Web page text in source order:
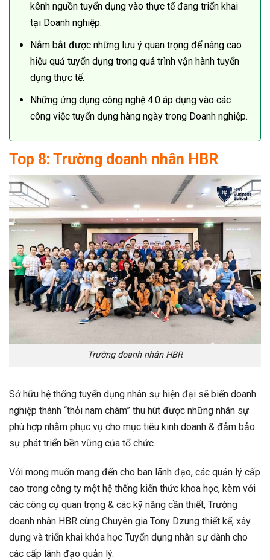
kênh nguồn tuyển dụng vào thực tế đang triển khai
tại Doanh nghiệp.
Nắm bắt được những lưu ý quan trọng để nâng cao
hiệu quả tuyển dụng trong quá trình vận hành tuyển
dụng thực tế.
Những ứng dụng công nghệ 4.0 áp dụng vào các
công việc tuyển dụng hàng ngày trong Doanh nghiệp.
Top 8: Trường doanh nhân HBR
Trường doanh nhân HBR
Sở hữu hệ thống tuyển dụng nhân sự hiện đại sẽ biến doanh
nghiệp thành “thỏi nam châm” thu hút được những nhân sự
phù hợp nhằm phục vụ cho mục tiêu kinh doanh & đảm bảo
sự phát triển bền vững của tổ chức.
Với mong muốn mang đến cho ban lãnh đạo, các quản lý cấp
cao trong công ty một hệ thống kiến thức khoa học, kèm với
các công cụ quan trọng & các kỹ năng cần thiết, Trường
doanh nhân HBR cùng Chuyên gia Tony Dzung thiết kế, xây
dựng và triển khai khóa học Tuyển dụng nhân sự dành cho
các cấp lãnh đạo quản lý.